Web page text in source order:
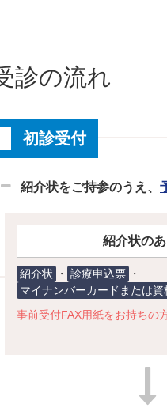
診の流れ
初診受付
紹介状をご持参のうえ、
紹介状の
紹介状 ・ 診療申込票
・
マイナンバーカードまたは資
事前受付FAX用紙をお持ちの